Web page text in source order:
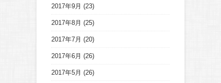
2017年9月 (23)
2017年8月 (25)
2017年7月 (20)
2017年6月 (26)
2017年5月 (26)